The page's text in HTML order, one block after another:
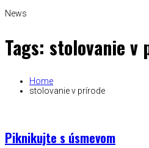
News
Tags: stolovanie v
Home
stolovanie v prírode
Piknikujte s úsmevom